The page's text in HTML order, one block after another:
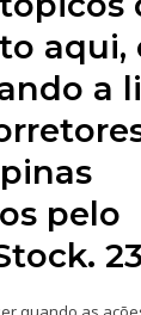
aqui,
a
pelo